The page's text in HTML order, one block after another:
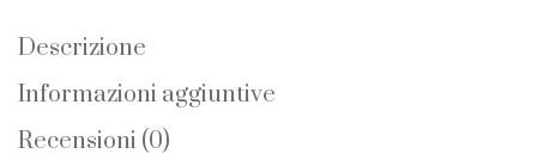
Descrizione
Informazioni aggiuntive
Recensioni (0)